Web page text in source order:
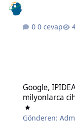
0 cevap
Google,
milyonlarca
Gönderen: